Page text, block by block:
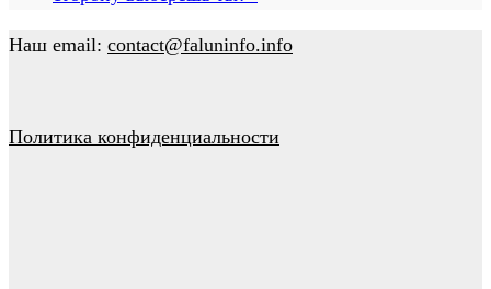
Наш email: contact@faluninfo.info
Политика конфиденциальности